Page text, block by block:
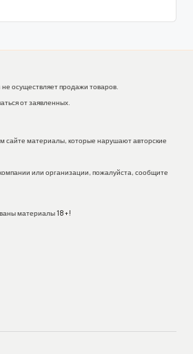
осуществляет продажи товаров.
от заявленных.
материалы, которые нарушают авторские
или организации, пожалуйста, сообщите
материалы 18+!